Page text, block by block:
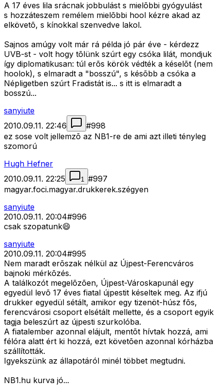
A 17 éves lila srácnak jobbulást s mielõbbi gyógyulást
s hozzáteszem remélem mielõbbi hool kézre akad az
elkövetõ, s kínokkal szenvedve lakol.
Sajnos amúgy volt már rá példa jó pár éve - kérdezz
UVB-st - volt hogy tõlünk szúrt egy csóka lilát, mondjuk
így diplomatikusan: túl erõs körök védték a késelõt (nem
hoolok), s elmaradt a "bosszú", s késõbb a csóka a
Népligetben szúrt Fradistát is... s itt is elmaradt a
bosszú...
sanyiute
2010.09.11. 22:46
#998
ez sose volt jellemzõ az NB1-re de ami azt illeti tényleg
szomorú
Hugh Hefner
2010.09.11. 22:25
1 #997
magyar.foci.magyar.drukkerek.szégyen
sanyiute
2010.09.11. 20:04#996
csak szopatunk😄
sanyiute
2010.09.11. 20:04#995
Nem maradt erõszak nélkül az Újpest-Ferencváros
bajnoki mérkõzés.
A találkozót megelõzõen, Újpest-Városkapunál egy
egyedül levõ 17 éves fiatal újpestit késeltek meg. Az ifjú
drukker egyedül sétált, amikor egy tizenöt-húsz fõs,
ferencvárosi csoport elsétált mellette, és a csoport egyik
tagja beleszúrt az újpesti szurkolóba.
A fiatalember azonnal elájult, mentõt hívtak hozzá, ami
félóra alatt ért ki hozzá, ezt követõen azonnal kórházba
szállították.
Igyekszünk az állapotáról minél többet megtudni.
NB1.hu kurva jó...